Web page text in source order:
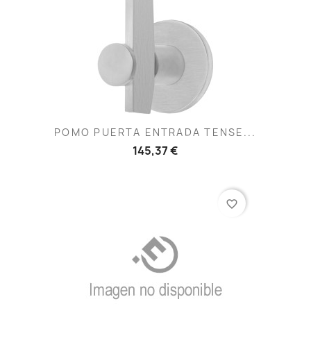
POMO PUERTA ENTRADA TENSE...
145,37 €
favorite_border